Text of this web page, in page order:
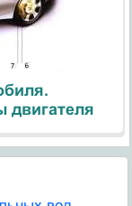
двигателя